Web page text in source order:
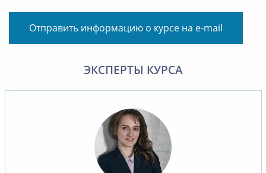
Отправить информацию о курсе на e-mail
ЭКСПЕРТЫ КУРСА